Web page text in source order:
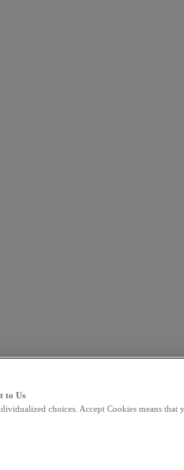
to Us
choices. Accept Cookies means that